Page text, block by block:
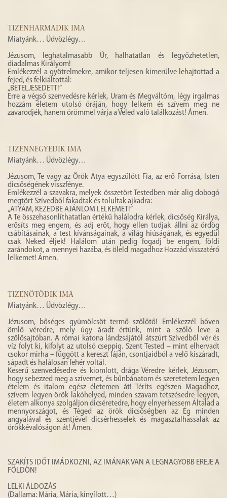
TIZENHARMADIK IMA
Miatyánk… Üdvözlégy…
Jézusom, leghatalmasabb Úr, halhatatlan és legyőzhetetlen,
diadalmas Királyom!
Emlékezzél a gyötrelmekre, amikor teljesen kimerülve lehajtottad a
fejed, és felkiáltottál:
„BETELJESEDETT!”
Erre a végső szenvedésre kérlek, Uram és Megváltóm, légy irgalmas
hozzám életem utolsó óráján, hogy lelkem és szívem meg ne
zavarodjék, hanem örömmel várja a Veled való találkozást! Ámen.
TIZENNEGYEDIK IMA
Miatyánk… Üdvözlégy…
Jézusom, Te vagy az Örök Atya egyszülött Fia, az erő Forrása, Isten
dicsőségének visszfénye.
Emlékezzél a szavakra, melyek összetört Testedben már alig dobogó
megtört Szívedből fakadtak és tolultak ajkadra:
„ATYÁM, KEZEDBE AJÁNLOM LELKEMET!”
A Te összehasonlíthatatlan értékű halálodra kérlek, dicsőség Királya,
erősíts meg engem, és adj erőt, hogy ellen tudjak állni az ördög
csábításainak, a test kívánságainak, a világ hiúságának, és egyedül
csak Neked éljek! Halálom után pedig fogadj be engem, földi
zarándokot, a mennyei hazába, és öleld magadhoz Hozzád visszatérő
lelkemet! Ámen.
TIZENÖTÖDIK IMA
Miatyánk… Üdvözlégy…
Jézusom, bőséges gyümölcsöt termő szőlőtő! Emlékezzél bőven
ömlő véredre, mely úgy áradt értünk, mint a szőlő leve a
szőlősajtóban. A római katona lándzsájától átszúrt Szívedből vér és
víz folyt ki, kifolyt az utolsó cseppig. Szent Tested – mint elhervadt
csokor mirha – függött a kereszt fáján, csontjaidból a velő kiszáradt,
sápadt és halálosan fehér voltál.
Keserű szenvedésedre és kiomlott, drága Véredre kérlek, Jézusom,
hogy sebezzed meg a szívemet, és bűnbánatom és szeretetem legyen
ételem és italom egész életemen át! Téríts egészen Magadhoz,
szívem legyen örök lakóhelyed, minden szavam tetszésedre legyen,
életem alkonya szolgáljon dicséretedre, hogy elnyerhessem Általad a
mennyországot, és Téged az örök dicsőségben az Ég minden
angyalával és szentjével dicsérhesselek és magasztalhassalak az
örökkévalóságon át! Ámen.
SZAKÍTS IDŐT IMÁDKOZNI, AZ IMÁNAK VAN A LEGNAGYOBB EREJE A
FÖLDÖN!
LELKI ÁLDOZÁS
(Dallama: Mária, Mária, kinyílott…)